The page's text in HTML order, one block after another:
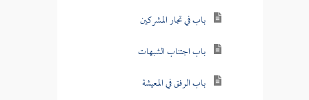
باب في تجار المشركين
باب اجتناب الشبهات
باب الرفق في المعيشة